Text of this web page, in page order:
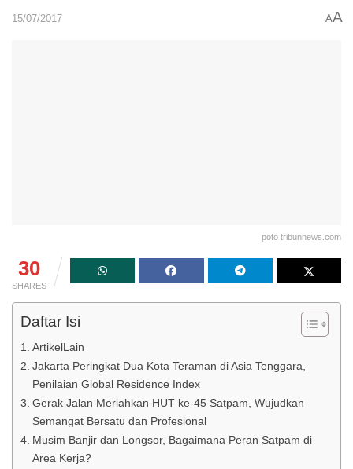
15/07/2017 AA
poto tribunnews.com
30
SHARES
Daftar Isi
ArtikelLain
Jakarta Peringkat Dua Kota Teraman di Asia Tenggara,
Penilaian Global Residence Index
Gerak Jalan Meriahkan HUT ke-45 Satpam, Wujudkan
Semangat Bersatu dan Profesional
Musim Banjir dan Longsor, Bagaimana Peran Satpam di
Area Kerja?